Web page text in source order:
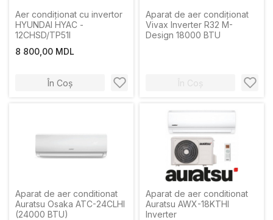
Aer condiționat cu invertor
HYUNDAI HYAC -
12CHSD/TP51I
8 800,00 MDL
În Coș
Aparat de aer condiționat
Vivax Inverter R32 M-
Design 18000 BTU
În Coș
Aparat de aer conditionat
Auratsu Osaka ATC-24CLHI
(24000 BTU)
Aparat de aer conditionat
Auratsu AWX-18KTHI
Inverter